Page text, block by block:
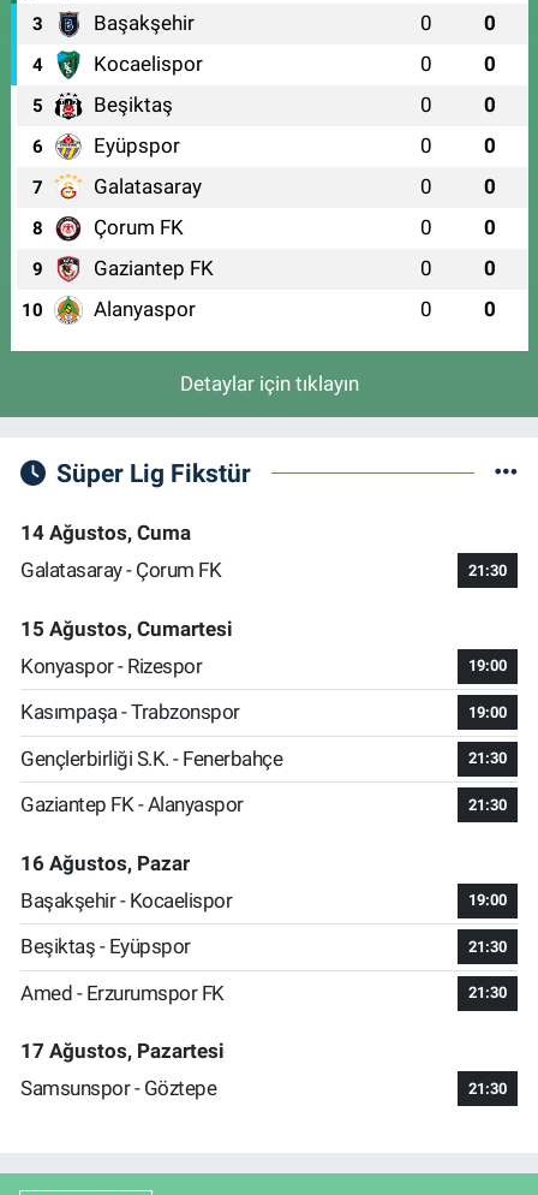
3 Başakşehir 0 0
4 Kocaelispor 0 0
5 Beşiktaş 0 0
6 Eyüpspor 0 0
7 Galatasaray 0 0
8 Çorum FK 0 0
9 Gaziantep FK 0 0
10 Alanyaspor 0 0
Detaylar için tıklayın
Süper Lig Fikstür
14 Ağustos, Cuma
Galatasaray - Çorum FK
21:30
15 Ağustos, Cumartesi
Konyaspor - Rizespor
19:00
Kasımpaşa - Trabzonspor 19:00
Gençlerbirliği S.K. - Fenerbahçe 21:30
Gaziantep FK - Alanyaspor 21:30
16 Ağustos, Pazar
Başakşehir - Kocaelispor
19:00
Beşiktaş - Eyüpspor 21:30
Amed - Erzurumspor FK 21:30
17 Ağustos, Pazartesi
Samsunspor - Göztepe
21:30